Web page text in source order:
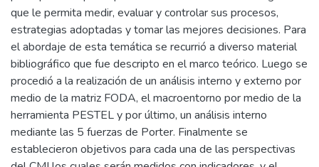
que le permita medir, evaluar y controlar sus procesos,
estrategias adoptadas y tomar las mejores decisiones. Para
el abordaje de esta temática se recurrió a diverso material
bibliográfico que fue descripto en el marco teórico. Luego se
procedió a la realización de un análisis interno y externo por
medio de la matriz FODA, el macroentorno por medio de la
herramienta PESTEL y por último, un análisis interno
mediante las 5 fuerzas de Porter. Finalmente se
establecieron objetivos para cada una de las perspectivas